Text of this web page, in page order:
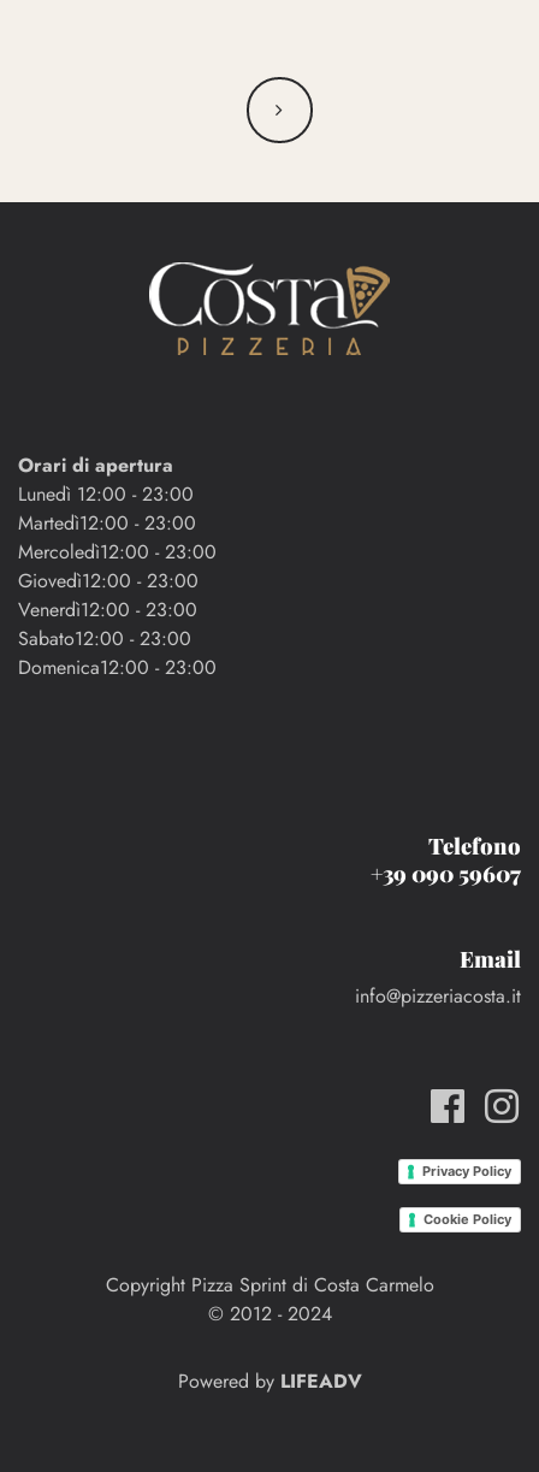
Orari di apertura
Lunedì 12:00 - 23:00
Martedì12:00 - 23:00
Mercoledì12:00 - 23:00
Giovedì12:00 - 23:00
Venerdì12:00 - 23:00
Sabato12:00 - 23:00
Domenica12:00 - 23:00
Telefono
+39 090 59607
Email
info@pizzeriacosta.it
Privacy Policy
Cookie Policy
Copyright Pizza Sprint di Costa Carmelo
© 2012 - 2024
Powered by LIFEADV